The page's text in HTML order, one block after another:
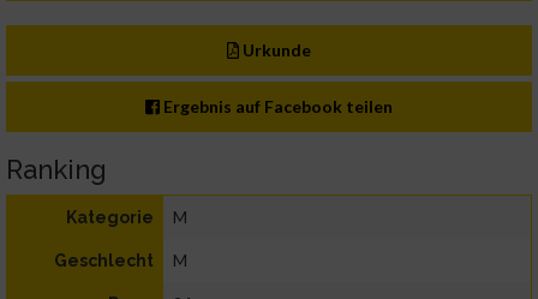
Urkunde
Ergebnis auf Facebook teilen
Ranking
Kategorie M
Geschlecht M